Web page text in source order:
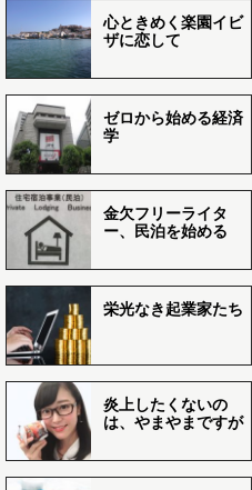
心ときめく楽園イビ
ザに恋して
ゼロから始める経済
学
金欠フリーライタ
ー、民泊を始める
栄光なき起業家たち
炎上したくないの
は、やまやまですが